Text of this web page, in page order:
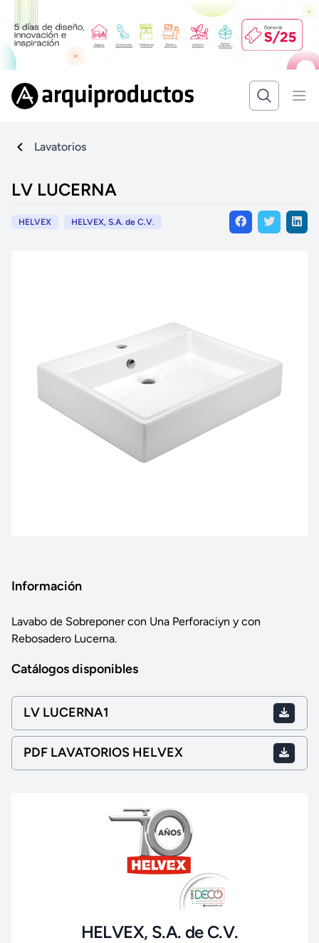
Lavatorios
LV LUCERNA
HELVEX HELVEX, S.A. de C.V.
Información
Lavabo de Sobreponer con Una Perforaciyn y con
Rebosadero Lucerna.
Catálogos disponibles
LV LUCERNA1
PDF LAVATORIOS HELVEX
HELVEX, S.A. de C.V.